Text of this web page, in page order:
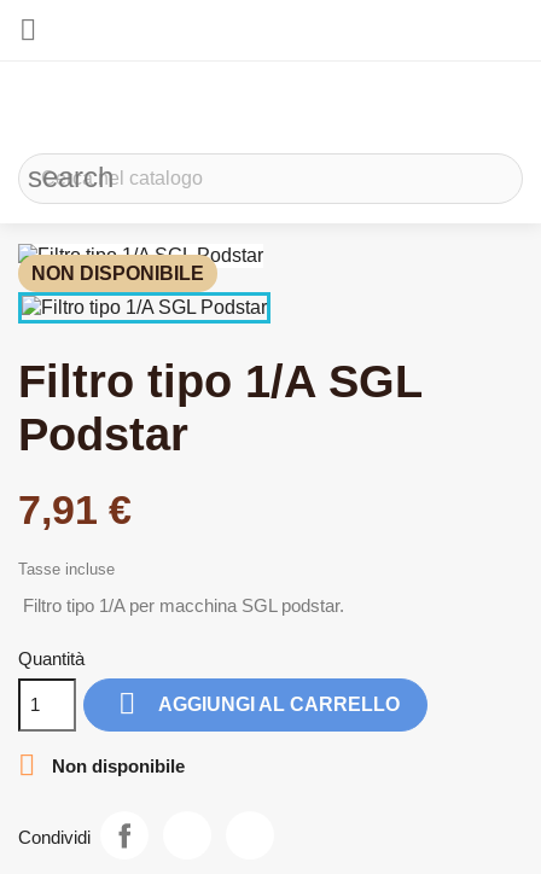

search
NON DISPONIBILE
Filtro tipo 1/A SGL
Podstar
7,91 €
Tasse incluse
Filtro tipo 1/A per macchina SGL podstar.
Quantità
 AGGIUNGI AL CARRELLO
 Non disponibile
Condividi